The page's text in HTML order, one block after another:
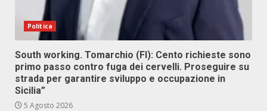
Politica
South working. Tomarchio (FI): Cento richieste sono
primo passo contro fuga dei cervelli. Proseguire su
strada per garantire sviluppo e occupazione in
Sicilia”
5 Agosto 2026